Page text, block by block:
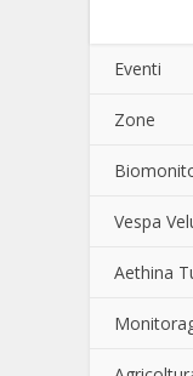
Eventi
Zone
Vespa
Aethina